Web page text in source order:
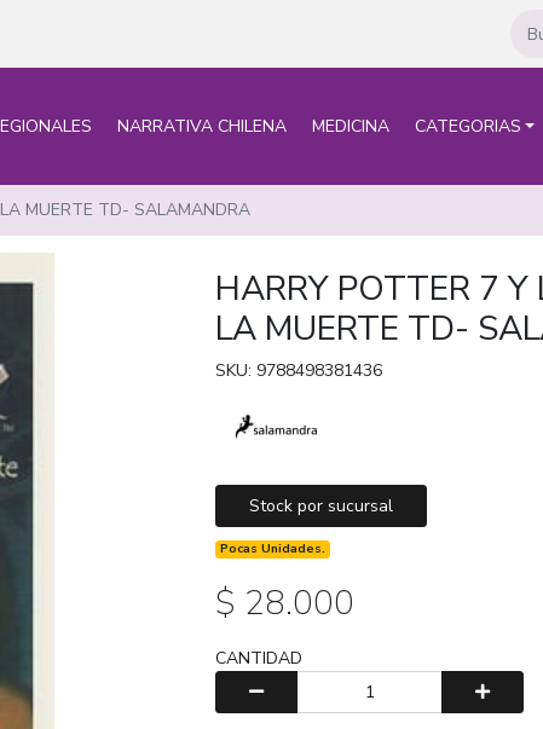
NARRATIVA CHILENA MEDICINA CATEGORIAS
MUERTE TD- SALAMANDRA
HARRY POTTER 7 Y
LA MUERTE TD-
SKU: 9788498381436
Stock por sucursal
Pocas Unidades.
$ 28.000
CANTIDAD